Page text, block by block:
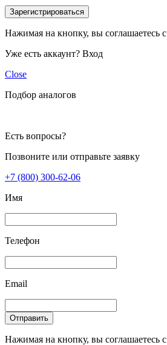
Зарегистрироваться
Нажимая на кнопку, вы соглашаетесь с
Уже есть аккаунт? Вход
Close
Подбор аналогов
Есть вопросы?
Позвоните или отправьте заявку
+7 (800) 300-62-06
Имя
Телефон
Email
Отправить
Нажимая на кнопку, вы соглашаетесь с